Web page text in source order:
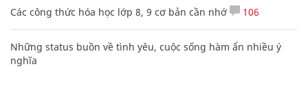
Các công thức hóa học lớp 8, 9 cơ bản cần nhớ 106
Những status buồn về tình yêu, cuộc sống hàm ẩn nhiều ý
nghĩa